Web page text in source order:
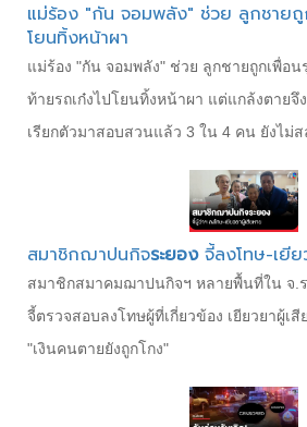
แม่ร้อง "กัน จอมพลัง" ช่วย ลูกชายถู
โยนทิ้งหน้าผา
แม่ร้อง "กัน จอมพลัง" ช่วย ลูกชายถูกเพื่อ
ท้ายรถเก๋งไปโยนทิ้งหน้าผา แต่แกล้งตายจึ
เรียกตัวมาสอบสวนแล้ว 3 ใน 4 คน ยังไม่
สมาชิกฌาปนกิจระยองจี้ลงโทษ-เยีย
สมาชิกสมาคมฌาปนกิจฯ หลายพื้นที่ใน จ.ร
จี้ตรวจสอบลงโทษผู้ที่เกี่ยวข้อง เยียวยาผู้เ
"เงินคนตายยังถูกโกง"